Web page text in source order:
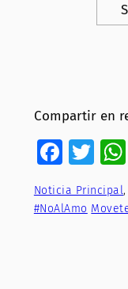
Compartir en
Noticia Principal,
#NoAlAmo